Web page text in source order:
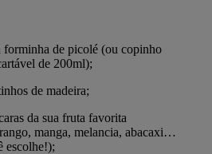
forminha de picolé (ou copinho
de 200ml);
de madeira;
da sua fruta favorita
manga, melancia, abacaxi…
escolhe!);